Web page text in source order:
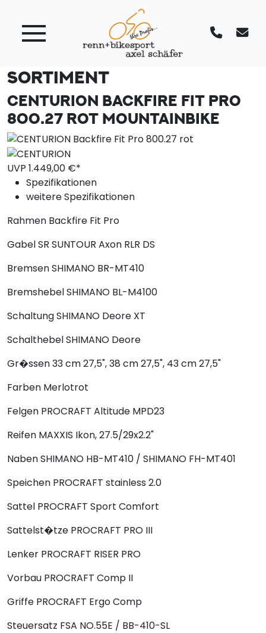
SORTIMENT
CENTURION BACKFIRE FIT PRO
800.27 ROT MOUNTAINBIKE
UVP 1.449,00 €*
Spezifikationen
weitere Spezifikationen
Rahmen Backfire Fit Pro
GabelSR SUNTOUR Axon RLR DS
BremsenSHIMANO BR-MT410
BremshebelSHIMANO BL-M4100
SchaltungSHIMANO Deore XT
SchalthebelSHIMANO Deore
Gr�ssen33 cm 27,5", 38 cm 27,5", 43 cm 27,5"
Farben Merlotrot
Felgen PROCRAFT Altitude MPD23
Reifen MAXXIS Ikon, 27.5/29x2.2"
NabenSHIMANO HB-MT410 / SHIMANO FH-MT401
Speichen PROCRAFT stainless 2.0
Sattel PROCRAFT Sport Comfort
Sattelst�tze PROCRAFT PRO III
Lenker PROCRAFT RISER PRO
Vorbau PROCRAFT Comp II
Griffe PROCRAFT Ergo Comp
Steuersatz FSA NO.55E / BB-410-SL